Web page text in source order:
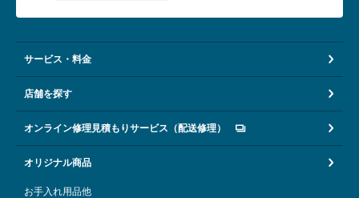
サービス・料金
店舗を探す
オンライン修理見積もりサービス（配送修理）
オリジナル商品
お手入れ用品他